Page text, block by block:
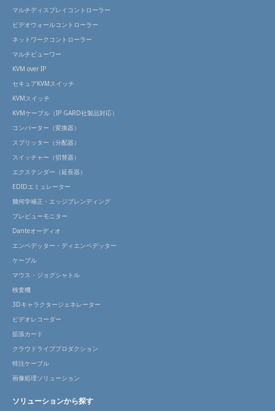
マルチディスプレイコントローラー
ビデオウォールコントローラー
ネットワークコントローラー
マルチビューワー
KVM over IP
セキュアKVMスイッチ
KVMスイッチ
KVMケーブル（IP GARD社製品対応）
コンバーター（変換器）
スプリッター（分配器）
スイッチャー（切替器）
エクステンダー（延長器）
EDIDエミュレーター
幾何学補正・エッジブレンディング
プレビューモニター
Danteオーディオ
エンベデッター・ディエンベデッター
ケーブル
マウス・ジョグシャトル
検査機
3Dキャラクタージェネレーター
ビデオレコーダー
拡張カード
クラウドライブプロダクション
特注ケーブル
画像処理ソリューション
ソリューションから探す